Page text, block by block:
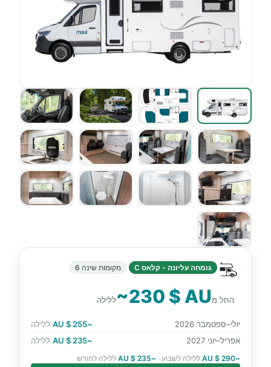
גומחה עליונה - קלאס C מקומות שינה 6
החל מ~230 $ AUללילה
יולי–ספטמבר 2026 ~255 $ AU
ללילה
אפריל–יוני 2027
~235 $ AU ללילה
~290 $ AU ללילה לשבוע · ~235 $ AU ללילה לחודש